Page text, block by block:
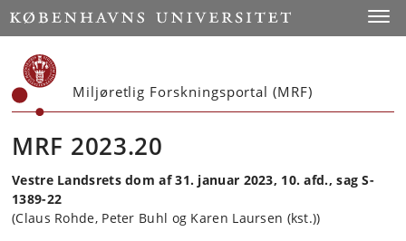
Start
Miljøretlig Forskningsportal (MRF)
MRF 2023.20
Vestre Landsrets dom af 31. januar 2023, 10. afd., sag S-
1389-22
(Claus Rohde, Peter Buhl og Karen Laursen (kst.))